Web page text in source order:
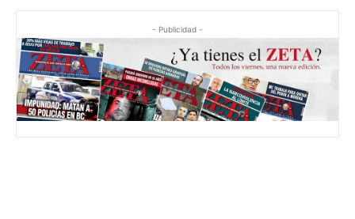
- Publicidad -